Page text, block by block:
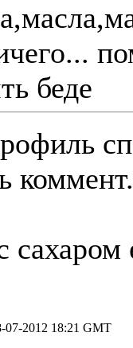
беде
коммент.
сахаром
07-2012 18:21 GMT